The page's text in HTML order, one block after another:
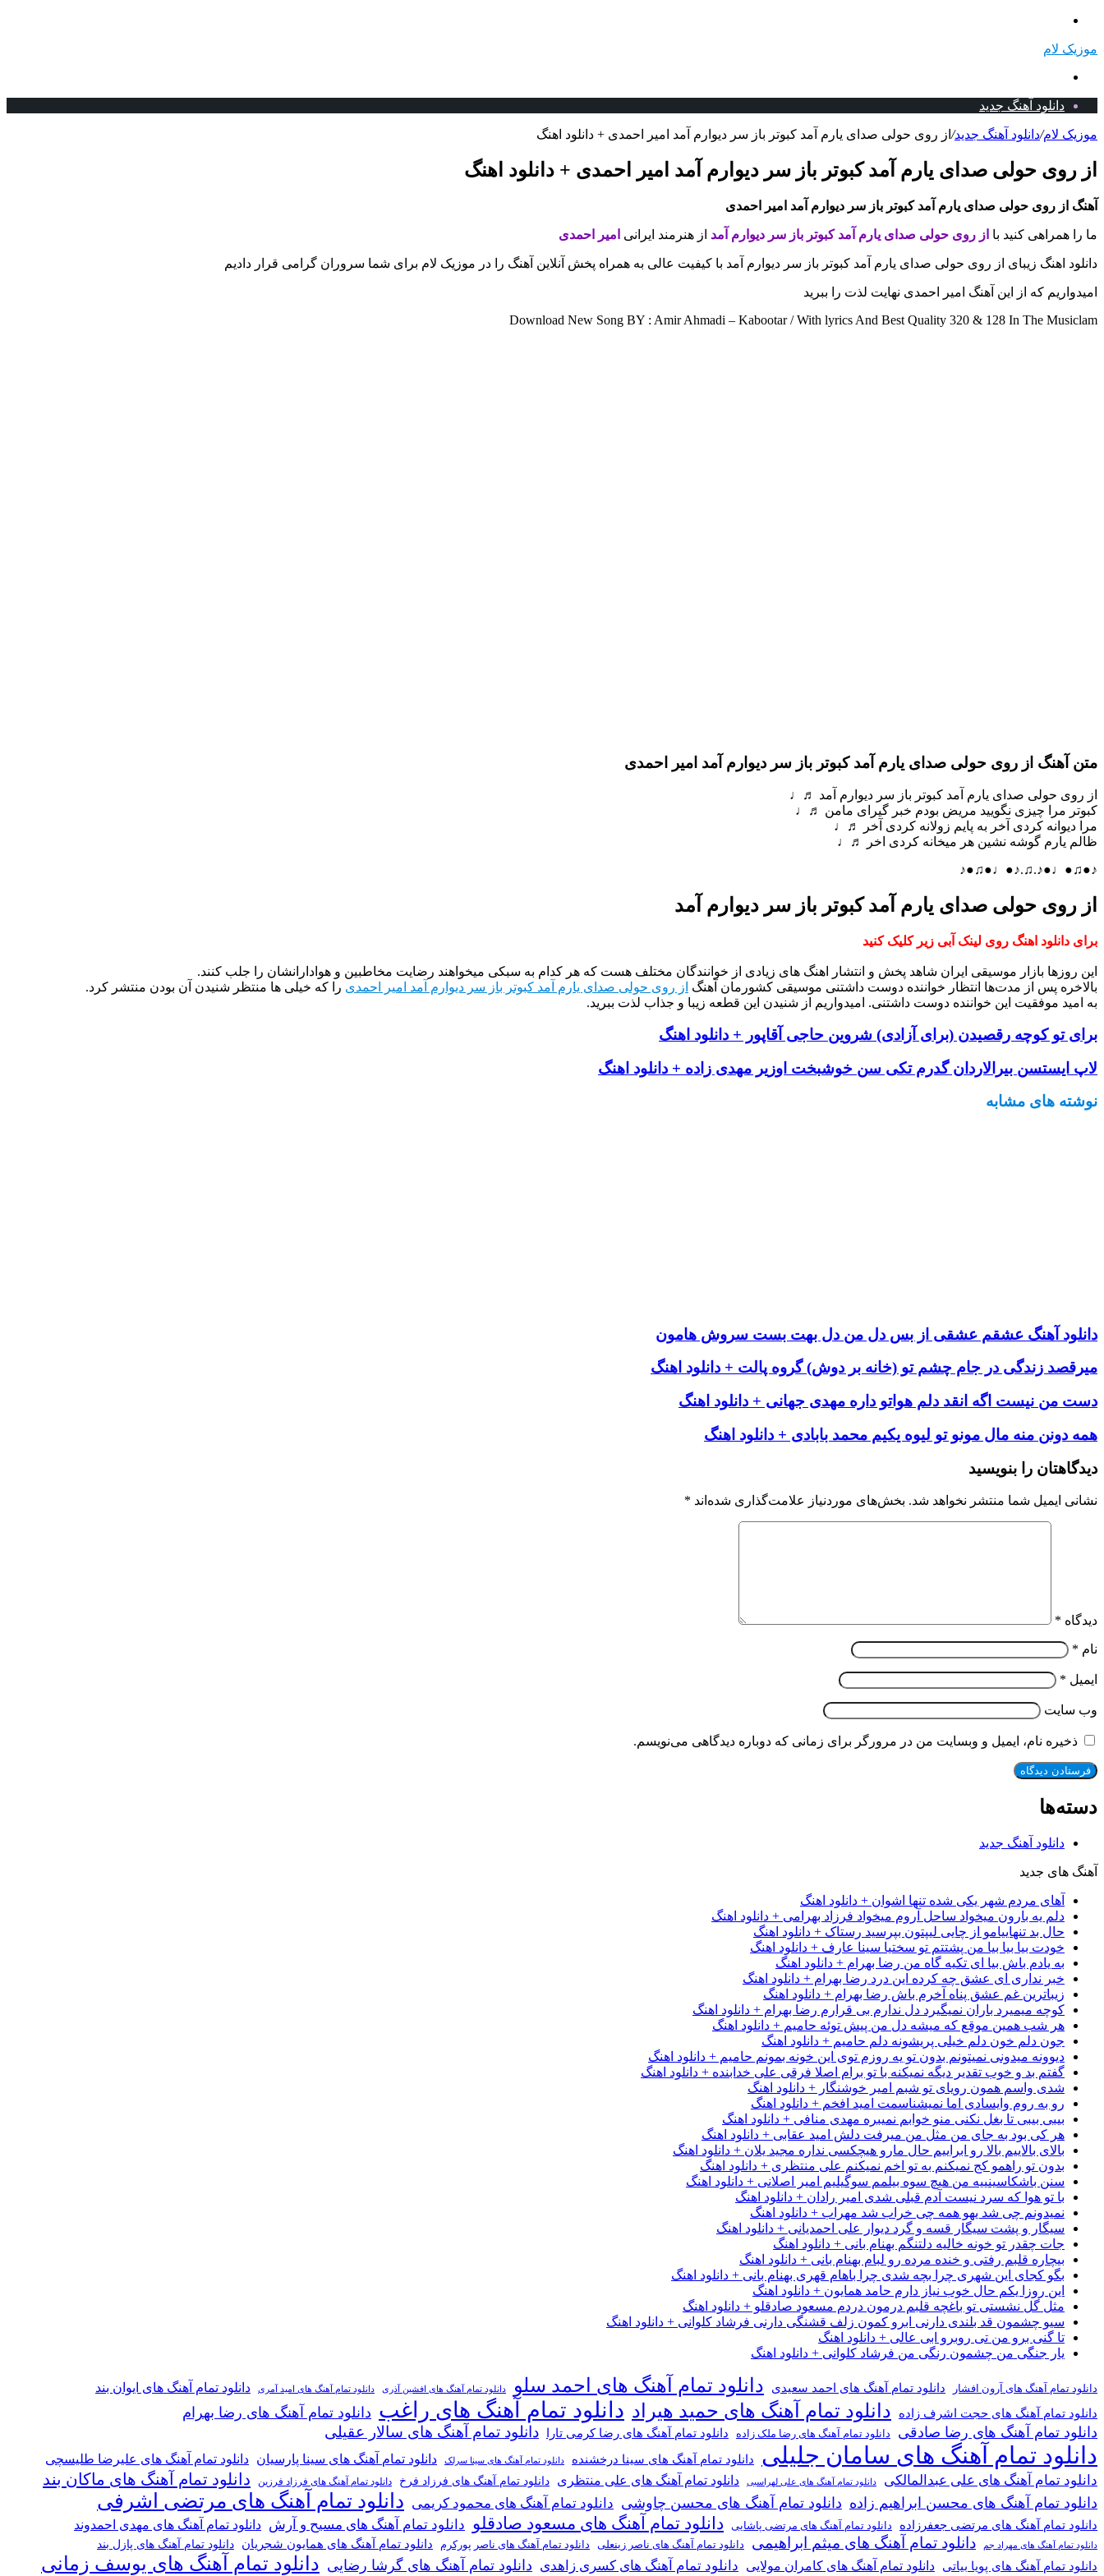
موزیک لام
دانلود آهنگ جدید
موزیک لام/دانلود آهنگ جدید/ از روی حولی صدای یارم آمد کبوتر باز سر دیوارم آمد امیر احمدی + دانلود اهنگ
از روی حولی صدای یارم آمد کبوتر باز سر دیوارم آمد امیر احمدی + دانلود اهنگ
آهنگ از روی حولی صدای یارم آمد کبوتر باز سر دیوارم آمد امیر احمدی
ما را همراهی کنید با از روی حولی صدای یارم آمد کبوتر باز سر دیوارم آمد از هنرمند ایرانی امیر احمدی
دانلود اهنگ زیبای از روی حولی صدای یارم آمد کبوتر باز سر دیوارم آمد با کیفیت عالی به همراه پخش آنلاین آهنگ را در موزیک لام برای شما سروران گرامی قرار دادیم
امیدواریم که از این آهنگ امیر احمدی نهایت لذت را ببرید
Download New Song BY : Amir Ahmadi – Kabootar / With lyrics And Best Quality 320 & 128 In The Musiclam
متن آهنگ از روی حولی صدای یارم آمد کبوتر باز سر دیوارم آمد امیر احمدی
از روی حولی صدای یارم آمد کبوتر باز سر دیوارم آمد ♬♩
کبوتر مرا چیزی نگویید مریض بودم خبر گیرای مامن ♬♩
مرا دیوانه کردی آخر به پایم زولانه کردی آخر ♬♩
ظالم یارم گوشه نشین هر میخانه کردی اخر ♬♩
♪●♫●♩●♪.♫.♪●♩●♫●♪
از روی حولی صدای یارم آمد کبوتر باز سر دیوارم آمد
برای دانلود اهنگ روی لینک آبی زیر کلیک کنید
این روزها بازار موسیقی ایران شاهد پخش و انتشار اهنگ های زیادی از خوانندگان مختلف هست که هر کدام به سبکی میخواهند رضایت مخاطبین و هوادارانشان را جلب کنند.
بالاخره پس از مدت‌ها انتظار خواننده دوست داشتنی موسیقی کشورمان آهنگ از روی حولی صدای یارم آمد کبوتر باز سر دیوارم آمد امیر احمدی را که خیلی ها منتظر شنیدن آن بودن منتشر کرد.
به امید موفقیت این خواننده دوست داشتنی. امیدواریم از شنیدن این قطعه زیبا و جذاب لذت ببرید.
برای تو کوچه رقصیدن (برای آزادی) شروین حاجی آقاپور + دانلود اهنگ
لاپ ایستسن بیرالاردان گدرم تکی سن خوشبخت اوزیر مهدی زاده + دانلود اهنگ
نوشته های مشابه
دانلود آهنگ عشقم عشقی از بس دل من دل بهت بست سروش هامون
میرقصد زندگی در جام چشم تو (خانه بر دوش) گروه پالت + دانلود اهنگ
دست من نیست اگه انقد دلم هواتو داره مهدی جهانی + دانلود اهنگ
همه دونن منه مال مونو تو لیوه یکیم محمد بابادی + دانلود اهنگ
دیدگاهتان را بنویسید
نشانی ایمیل شما منتشر نخواهد شد. بخش‌های موردنیاز علامت‌گذاری شده‌اند *
دیدگاه *
نام *
ایمیل *
وب‌ سایت
ذخیره نام، ایمیل و وبسایت من در مرورگر برای زمانی که دوباره دیدگاهی می‌نویسم.
دسته‌ها
دانلود آهنگ جدید
آهنگ های جدید
آهای مردم شهر یکی شده تنها اشوان + دانلود اهنگ
دلم یه بارون میخواد ساحل آروم میخواد فرزاد بهرامی + دانلود اهنگ
حال بد تنهاییامو از چایی لیپتون بپرسید رستاک + دانلود اهنگ
خودت بیا بیا بیا من پشتتم تو سختیا سینا عارف + دانلود اهنگ
به یادم باش بیا ای تکیه گاه من رضا بهرام + دانلود اهنگ
خبر نداری ای عشق چه کرده این درد رضا بهرام + دانلود اهنگ
زیباترین غم عشق پناه آخرم باش رضا بهرام + دانلود اهنگ
کوچه میمیرد باران نمیگیرد دل ندارم بی قرارم رضا بهرام + دانلود اهنگ
هر شب همین موقع که میشه دل من پیش توئه حامیم + دانلود اهنگ
جون دلم خون دلم خیلی پریشونه دلم حامیم + دانلود اهنگ
دیوونه میدونی نمیتونم بدون تو یه روزم توی این خونه بمونم حامیم + دانلود اهنگ
گفتم بد و خوب تقدیر دیگه نمیکنه با تو برام اصلا فرقی علی خدابنده + دانلود اهنگ
شدی واسم همون رویای تو شبم امیر خوشنگار + دانلود اهنگ
رو به روم وایسادی اما نمیشناسمت امید افخم + دانلود اهنگ
بیبی بیبی تا بغل نکنی منو خوابم نمیبره مهدی منافی + دانلود اهنگ
هر کی بود به جای من مثل من میرفت دلش امید عقابی + دانلود اهنگ
بالای بالاییم بالا رو ابراییم حال مارو هیچکسی نداره مجید یلان + دانلود اهنگ
بدون تو راهمو کج نمیکنم به تو اخم نمیکنم علی منتظری + دانلود اهنگ
سنن باشکاسینییه من هیچ سوه بیلمم سوگیلیم امیر اصلانی + دانلود اهنگ
با تو هوا که سرد نیست آدم قبلی شدی امیر رادان + دانلود اهنگ
نمیدونم چی شد یهو همه چی خراب شد مهراب + دانلود اهنگ
سیگار و پشت سیگار قسه و گرد دیوار علی احمدیانی + دانلود اهنگ
جات چقدر تو خونه خالیه دلتنگم بهنام بانی + دانلود اهنگ
بیچاره قلبم رفتی و خنده مرده رو لبام بهنام بانی + دانلود اهنگ
بگو کجای این شهری چرا بچه شدی چرا باهام قهری بهنام بانی + دانلود اهنگ
این روزا یکم حال خوب نیاز دارم حامد همایون + دانلود اهنگ
مثل گل نشستی تو باغچه قلبم درمون دردم مسعود صادقلو + دانلود اهنگ
سیو چشمون قد بلندی دارنی ابرو کمون زلف قشنگی دارنی فرشاد کلوانی + دانلود اهنگ
تا گنی برو من تی روبرو ابی عالی + دانلود اهنگ
یار جنگی من چشمون رنگی من فرشاد کلوانی + دانلود اهنگ
دانلود تمام آهنگ های آرون افشار دانلود تمام آهنگ های احمد سعیدی دانلود تمام آهنگ های احمد سلو دانلود تمام آهنگ های افشین آذری دانلود تمام آهنگ های امید آمری دانلود تمام آهنگ های ایوان بند
دانلود تمام آهنگ های حجت اشرف زاده دانلود تمام آهنگ های حمید هیراد دانلود تمام آهنگ های راغب دانلود تمام آهنگ های رضا بهرام
دانلود تمام آهنگ های رضا صادقی
دانلود تمام آهنگ های رضا ملک زاده دانلود تمام آهنگ های رضا کرمی تارا دانلود تمام آهنگ های سالار عقیلی
دانلود تمام آهنگ های سامان جلیلی دانلود تمام آهنگ های سینا درخشنده دانلود تمام آهنگ های سینا سرلک دانلود تمام آهنگ های سینا پارسیان دانلود تمام آهنگ های علیرضا طلیسچی
دانلود تمام آهنگ های علی عبدالمالکی دانلود تمام آهنگ های علی لهراسبی دانلود تمام آهنگ های علی منتظری دانلود تمام آهنگ های فرزاد فرخ دانلود تمام آهنگ های فرزاد فرزین دانلود تمام آهنگ های ماکان بند
دانلود تمام آهنگ های محسن ابراهیم زاده دانلود تمام آهنگ های محسن چاوشی دانلود تمام آهنگ های محمود کریمی دانلود تمام آهنگ های مرتضی اشرفی
دانلود تمام آهنگ های مرتضی جعفرزاده دانلود تمام آهنگ های مرتضی پاشایی دانلود تمام آهنگ های مسعود صادقلو دانلود تمام آهنگ های مسیح و آرش دانلود تمام آهنگ های مهدی احمدوند
دانلود تمام آهنگ های مهراد جم دانلود تمام آهنگ های میثم ابراهیمی دانلود تمام آهنگ های ناصر زینعلی دانلود تمام آهنگ های ناصر پورکرم دانلود تمام آهنگ های همایون شجریان دانلود تمام آهنگ های پازل بند
دانلود تمام آهنگ های پویا بیاتی دانلود تمام آهنگ های کامران مولایی دانلود تمام آهنگ های کسری زاهدی دانلود تمام آهنگ های گرشا رضایی دانلود تمام آهنگ های یوسف زمانی